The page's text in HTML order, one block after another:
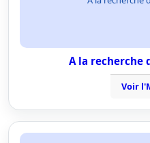
A la recherche
Voir